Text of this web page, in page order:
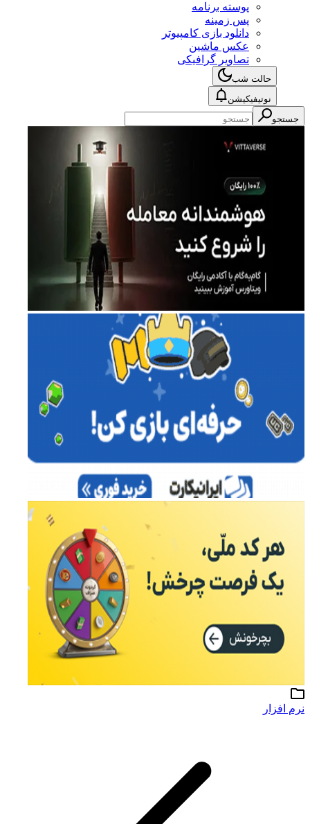
پوسته برنامه
پس زمینه
دانلود بازی کامپیوتر
عکس ماشین
تصاویر گرافیکی
حالت شب
نوتیفیکیشن
جستجو
نرم افزار